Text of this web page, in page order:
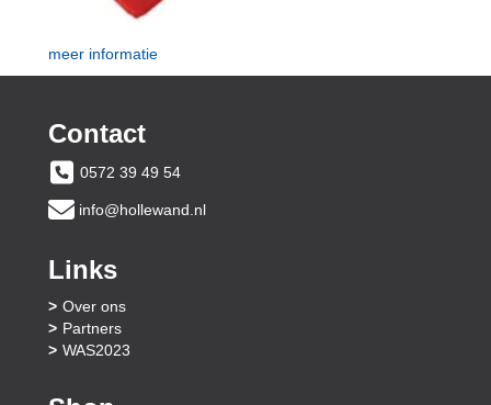
meer informatie
Contact
0572 39 49 54
info@hollewand.nl
Links
Over ons
Partners
WAS2023